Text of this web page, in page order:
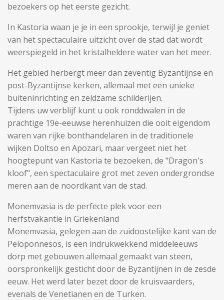
bezoekers op het eerste gezicht.
In Kastoria waan je je in een sprookje, terwijl je geniet
van het spectaculaire uitzicht over de stad dat wordt
weerspiegeld in het kristalheldere water van het meer.
Het gebied herbergt meer dan zeventig Byzantijnse en
post-Byzantijnse kerken, allemaal met een unieke
buiteninrichting en zeldzame schilderijen.
Tijdens uw verblijf kunt u ook ronddwalen in de
prachtige 19e-eeuwse herenhuizen die ooit eigendom
waren van rijke bonthandelaren in de traditionele
wijken Doltso en Apozari, maar vergeet niet het
hoogtepunt van Kastoria te bezoeken, de "Dragon's
kloof", een spectaculaire grot met zeven ondergrondse
meren aan de noordkant van de stad.
Monemvasia is de perfecte plek voor een
herfstvakantie in Griekenland
Monemvasia, gelegen aan de zuidoostelijke kant van de
Peloponnesos, is een indrukwekkend middeleeuws
dorp met gebouwen allemaal gemaakt van steen,
oorspronkelijk gesticht door de Byzantijnen in de zesde
eeuw. Het werd later bezet door de kruisvaarders,
evenals de Venetianen en de Turken.